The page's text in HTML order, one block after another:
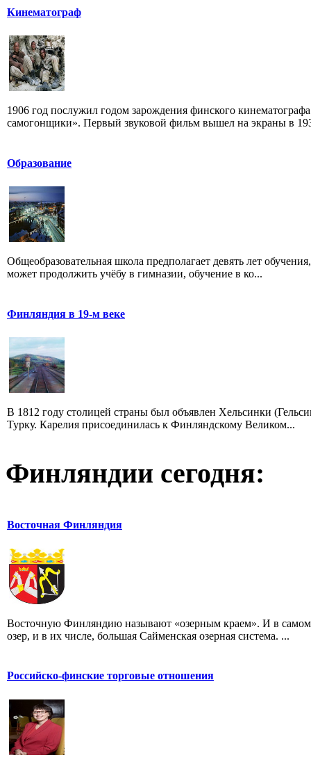
Кинематограф
1906 год послужил годом зарождения финского
самогонщики». Первый звуковой фильм вышел на экраны в
Образование
Общеобразовательная школа предполагает девять лет
может продолжить учёбу в гимназии, обучение в ко...
Финляндия в 19-м веке
В 1812 году столицей страны был объявлен Хельсинки
Турку. Карелия присоединилась к Финляндскому Великом...
Финляндии сегодня:
Восточная Финляндия
Восточную Финляндию называют «озерным краем». И в самом
озер, и в их числе, большая Сайменская озерная система. ...
Российско-финские торговые отношения